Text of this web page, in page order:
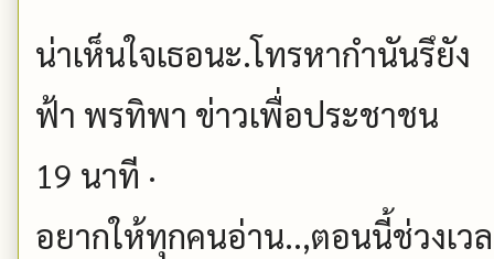
น่าเห็นใจเธอนะ.โทรหากำนันรึยัง
ฟ้า พรทิพา ข่าวเพื่อประชาชน
19 นาที ·
อยากให้ทุกคนอ่าน..,ตอนนี้ช่วงเ